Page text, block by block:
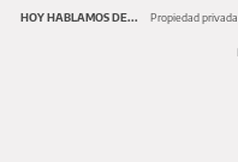
HOY HABLAMOS DE... Propiedad privada